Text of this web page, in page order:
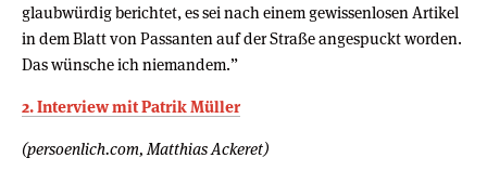
glaubwürdig berichtet, es sei nach einem gewissenlosen Artikel
in dem Blatt von Passanten auf der Straße angespuckt worden.
Das wünsche ich niemandem.”
2. Interview mit Patrik Müller
(persoenlich.com, Matthias Ackeret)